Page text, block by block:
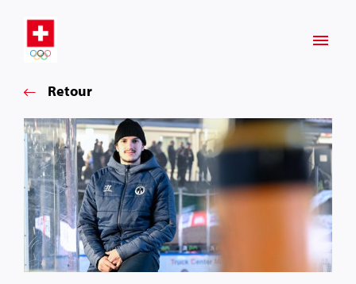
Retour